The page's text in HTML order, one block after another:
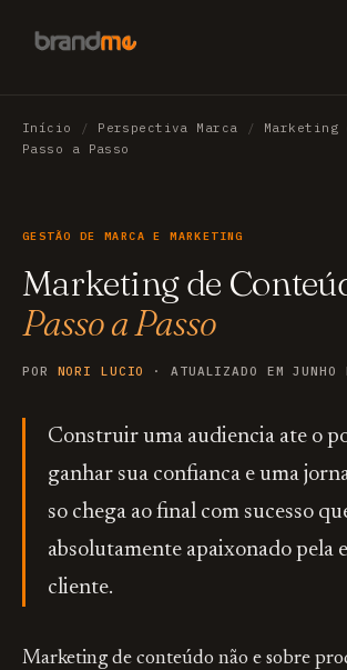
Início / Perspectiva Marca /
Marketing
Passo a Passo
GESTÃO DE MARCA E MARKETING
Marketing de
Passo a Passo
POR NORI LUCIO · ATUALIZADO EM JUNHO
Construir uma audiencia ate o
ganhar sua confianca e uma
so chega ao final com sucesso
absolutamente apaixonado pela
cliente.
Marketing de conteúdo não e sobre